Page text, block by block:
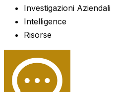
Investigazioni Aziendali
Intelligence
Risorse